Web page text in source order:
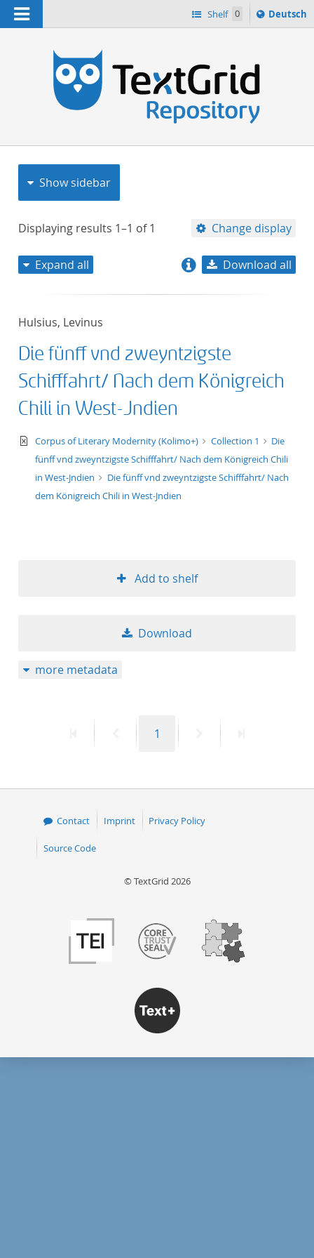
Navigation Shelf 0
Sprache
ï¿½ndern
Deutsch
Show sidebar
Displaying results 1–1 of1 Change display
title descending
format
publication date
Expand all Download all
Hulsius, Levinus
Die fünff vnd zweyntzigste
Schifffahrt/ Nach dem Königreich
Chili in West-Jndien
text/xml
Corpus of Literary Modernity (Kolimo+) Collection 1
Die
fünff vnd zweyntzigste Schifffahrt/ Nach dem Königreich Chili
in West-Jndien
Die fünff vnd zweyntzigste Schifffahrt/ Nach
dem Königreich Chili in West-Jndien
Add to shelf
Download
more metadata
PreviousPage
1
Contact Imprint Privacy Policy
Source Code
© TextGrid 2026